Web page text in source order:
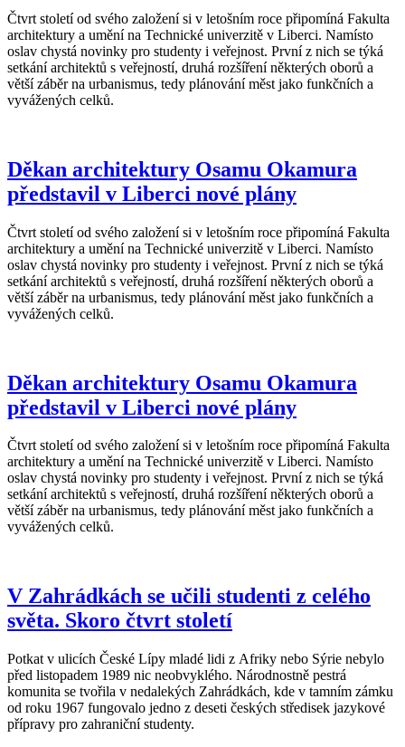
Čtvrt století od svého založení si v letošním roce připomíná Fakulta
architektury a umění na Technické univerzitě v Liberci. Namísto
oslav chystá novinky pro studenty i veřejnost. První z nich se týká
setkání architektů s veřejností, druhá rozšíření některých oborů a
větší záběr na urbanismus, tedy plánování měst jako funkčních a
vyvážených celků.
Děkan architektury Osamu Okamura
představil v Liberci nové plány
Čtvrt století od svého založení si v letošním roce připomíná Fakulta
architektury a umění na Technické univerzitě v Liberci. Namísto
oslav chystá novinky pro studenty i veřejnost. První z nich se týká
setkání architektů s veřejností, druhá rozšíření některých oborů a
větší záběr na urbanismus, tedy plánování měst jako funkčních a
vyvážených celků.
Děkan architektury Osamu Okamura
představil v Liberci nové plány
Čtvrt století od svého založení si v letošním roce připomíná Fakulta
architektury a umění na Technické univerzitě v Liberci. Namísto
oslav chystá novinky pro studenty i veřejnost. První z nich se týká
setkání architektů s veřejností, druhá rozšíření některých oborů a
větší záběr na urbanismus, tedy plánování měst jako funkčních a
vyvážených celků.
V Zahrádkách se učili studenti z celého
světa. Skoro čtvrt století
Potkat v ulicích České Lípy mladé lidi z Afriky nebo Sýrie nebylo
před listopadem 1989 nic neobvyklého. Národnostně pestrá
komunita se tvořila v nedalekých Zahrádkách, kde v tamním zámku
od roku 1967 fungovalo jedno z deseti českých středisek jazykové
přípravy pro zahraniční studenty.